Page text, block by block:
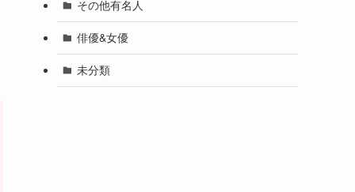
その他有名人
俳優&女優
未分類